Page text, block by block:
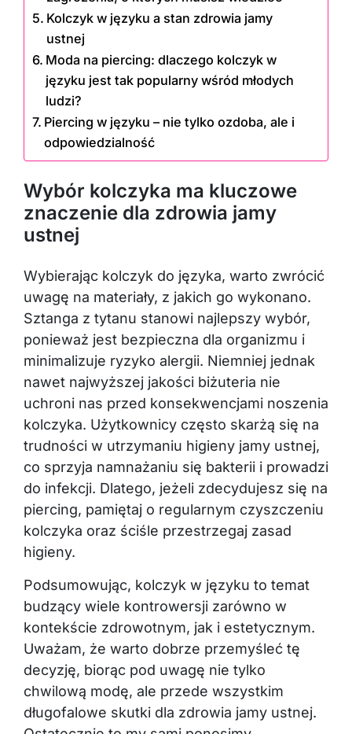
Kolczyk w języku a stan zdrowia jamy
ustnej
Moda na piercing: dlaczego kolczyk w
języku jest tak popularny wśród młodych
ludzi?
Piercing w języku – nie tylko ozdoba, ale i
odpowiedzialność
Wybór kolczyka ma kluczowe
znaczenie dla zdrowia jamy
ustnej
Wybierając kolczyk do języka, warto zwrócić
uwagę na materiały, z jakich go wykonano.
Sztanga z tytanu stanowi najlepszy wybór,
ponieważ jest bezpieczna dla organizmu i
minimalizuje ryzyko alergii. Niemniej jednak
nawet najwyższej jakości biżuteria nie
uchroni nas przed konsekwencjami noszenia
kolczyka. Użytkownicy często skarżą się na
trudności w utrzymaniu higieny jamy ustnej,
co sprzyja namnażaniu się bakterii i prowadzi
do infekcji. Dlatego, jeżeli zdecydujesz się na
piercing, pamiętaj o regularnym czyszczeniu
kolczyka oraz ściśle przestrzegaj zasad
higieny.
Podsumowując, kolczyk w języku to temat
budzący wiele kontrowersji zarówno w
kontekście zdrowotnym, jak i estetycznym.
Uważam, że warto dobrze przemyśleć tę
decyzję, biorąc pod uwagę nie tylko
chwilową modę, ale przede wszystkim
długofalowe skutki dla zdrowia jamy ustnej.
Ostatecznie to my sami ponosimy